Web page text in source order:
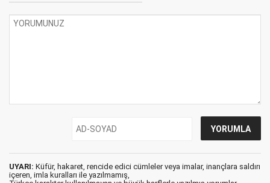
UYARI: Küfür, hakaret, rencide edici cümleler veya imalar, inançlara saldırı
içeren, imla kuralları ile yazılmamış,